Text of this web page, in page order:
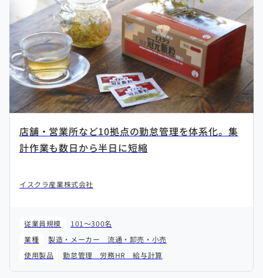
店舗・営業所など10拠点の勤怠管理を体系化。集
計作業も数日から半日に短縮
イスクラ産業株式会社
従業員規模
101～300名
業種
製造・メーカー
流通・卸売・小売
使用製品
勤怠管理 労務HR 給与計算